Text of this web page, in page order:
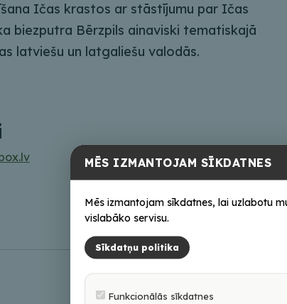
Ičas krastos ar stāstījumu par Ičas
biezputra Bērzpils ainaviski tematiskajā
latviešu un latgaliešu valodās.
MĒS IZMANTOJAM SĪKDATNES
Mēs izmantojam sīkdatnes, lai uzlabotu
vislabāko servisu.
Sīkdatņu politika
Funkcionālās sīkdatnes